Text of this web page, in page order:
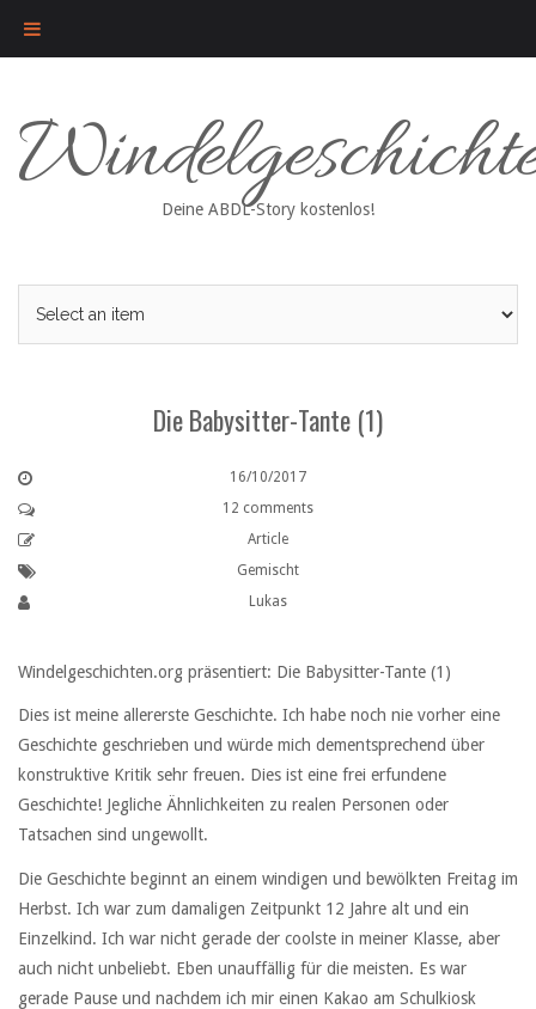
content
Deine ABDL-Story kostenlos!
Die Babysitter-Tante (1)
16/10/2017
12 comments
Article
Gemischt
Lukas
Windelgeschichten.org präsentiert: Die Babysitter-Tante (1)
Dies ist meine allererste Geschichte. Ich habe noch nie vorher eine
Geschichte geschrieben und würde mich dementsprechend über
konstruktive Kritik sehr freuen. Dies ist eine frei erfundene
Geschichte! Jegliche Ähnlichkeiten zu realen Personen oder
Tatsachen sind ungewollt.
Die Geschichte beginnt an einem windigen und bewölkten Freitag im
Herbst. Ich war zum damaligen Zeitpunkt 12 Jahre alt und ein
Einzelkind. Ich war nicht gerade der coolste in meiner Klasse, aber
auch nicht unbeliebt. Eben unauffällig für die meisten. Es war
gerade Pause und nachdem ich mir einen Kakao am Schulkiosk